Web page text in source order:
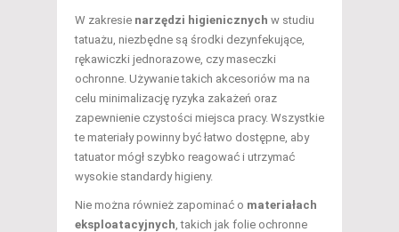
W zakresie narzędzi higienicznych w studiu
tatuażu, niezbędne są środki dezynfekujące,
rękawiczki jednorazowe, czy maseczki
ochronne. Używanie takich akcesoriów ma na
celu minimalizację ryzyka zakażeń oraz
zapewnienie czystości miejsca pracy. Wszystkie
te materiały powinny być łatwo dostępne, aby
tatuator mógł szybko reagować i utrzymać
wysokie standardy higieny.
Nie można również zapominać o materiałach
eksploatacyjnych , takich jak folie ochronne